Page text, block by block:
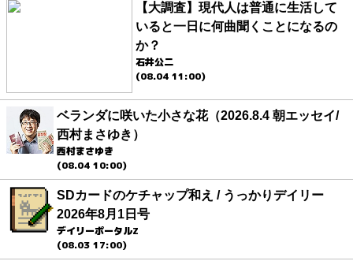
【大調査】現代人は普通に生活して
いると一日に何曲聞くことになるの
か？
石井公二
(08.04 11:00)
ベランダに咲いた小さな花（2026.8.4 朝エッセイ/
西村まさゆき）
西村まさゆき
(08.04 10:00)
SDカードのケチャップ和え / うっかりデイリー
2026年8月1日号
デイリーポータルZ
(08.03 17:00)